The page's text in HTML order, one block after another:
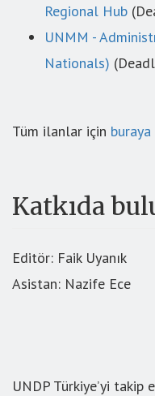
Regional Hub
UNMM -
Nationals)
Tüm ilanlar için buraya
Katkıda
Editör: Faik Uyanık
Asistan: Nazife Ece
UNDP Türkiye’yi takip